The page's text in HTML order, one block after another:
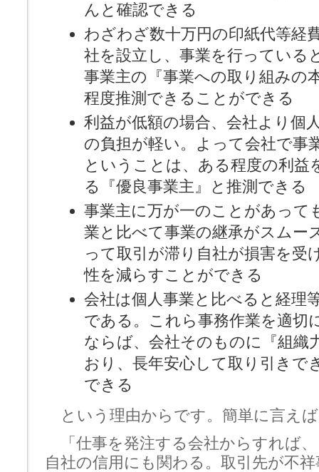
んと確認できる
わざわざ数十万円の印紙代等経
社を設立し、事業を行っている
事業主の『事業への取り組みの
程度推測できることができる
利益が低額の場合、会社より個
の負担が軽い。よって会社で事
ということは、ある程度の利益
る『優良事業主』と推測できる
事業主に万が一のことがあって
業と比べて事業の継承がスムー
って取引が滞り自社が損害を受
性を減らすことができる
会社は個人事業と比べると経理
である。これら事務作業を適切
ならば、会社そのものに『組織
おり、長年安心して取り引きで
できる
という理由からです。簡単に言え
「仕事を発注する会社からすれば
自社の信用にも関わる。取引先が不